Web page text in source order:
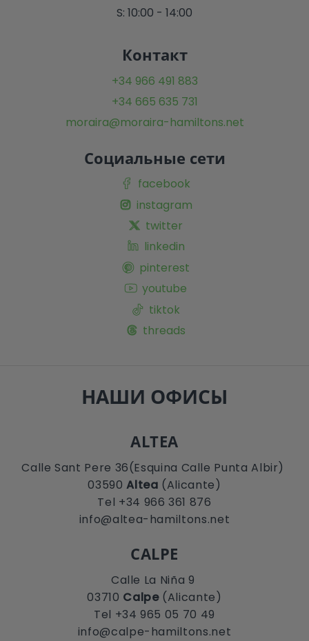
S: 10:00 - 14:00
Контакт
+34 966 491 883
+34 665 635 731
moraira@moraira-hamiltons.net
Социальные сети
facebook
instagram
twitter
linkedin
pinterest
youtube
tiktok
threads
НАШИ ОФИСЫ
ALTEA
Calle Sant Pere 36(Esquina Calle Punta Albir)
03590Altea (Alicante)
Tel +34 966 361 876
info@altea-hamiltons.net
CALPE
Calle La Niña 9
03710 Calpe(Alicante)
Tel +34 965 05 70 49
info@calpe-hamiltons.net